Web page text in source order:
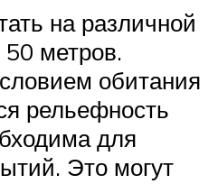
на различной
50 метров.
обитания
рельефность
для
Это могут